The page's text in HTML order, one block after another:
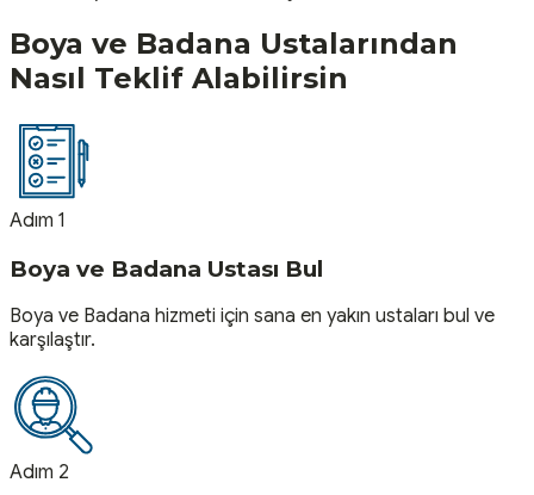
Boya ve Badana Ustalarından
Nasıl Teklif Alabilirsin
Adım 1
Boya ve Badana Ustası Bul
Boya ve Badana hizmeti için sana en yakın ustaları bul ve
karşılaştır.
Adım 2